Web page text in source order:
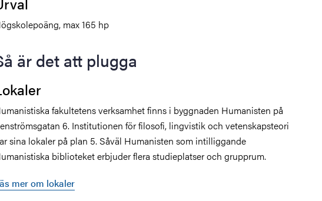
max 165 hp
är det att plugga
fakultetens verksamhet finns i byggnaden Humanisten på
6. Institutionen för filosofi, lingvistik och vetenskapsteori
sina lokaler på plan 5. Såväl Humanisten som intilliggande
biblioteket erbjuder flera studieplatser och grupprum.
mer om lokaler